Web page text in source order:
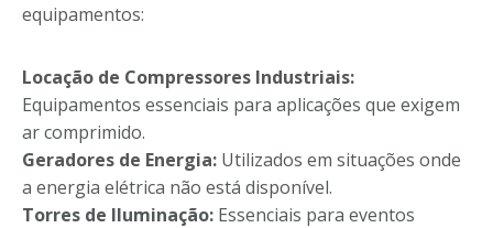
equipamentos:
Locação de Compressores Industriais:
Equipamentos essenciais para aplicações que exigem
ar comprimido.
Geradores de Energia: Utilizados em situações onde
a energia elétrica não está disponível.
Torres de Iluminação: Essenciais para eventos